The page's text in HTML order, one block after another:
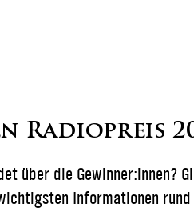
Radiopreis
über die Gewinner:innen?
Informationen rund